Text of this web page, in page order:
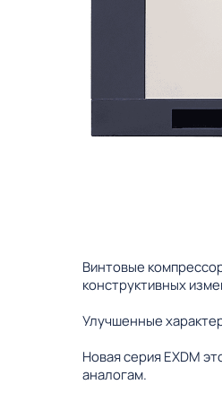
Винтовые
конструктивных
Улучшенные
Новая серия EXDM
аналогам.